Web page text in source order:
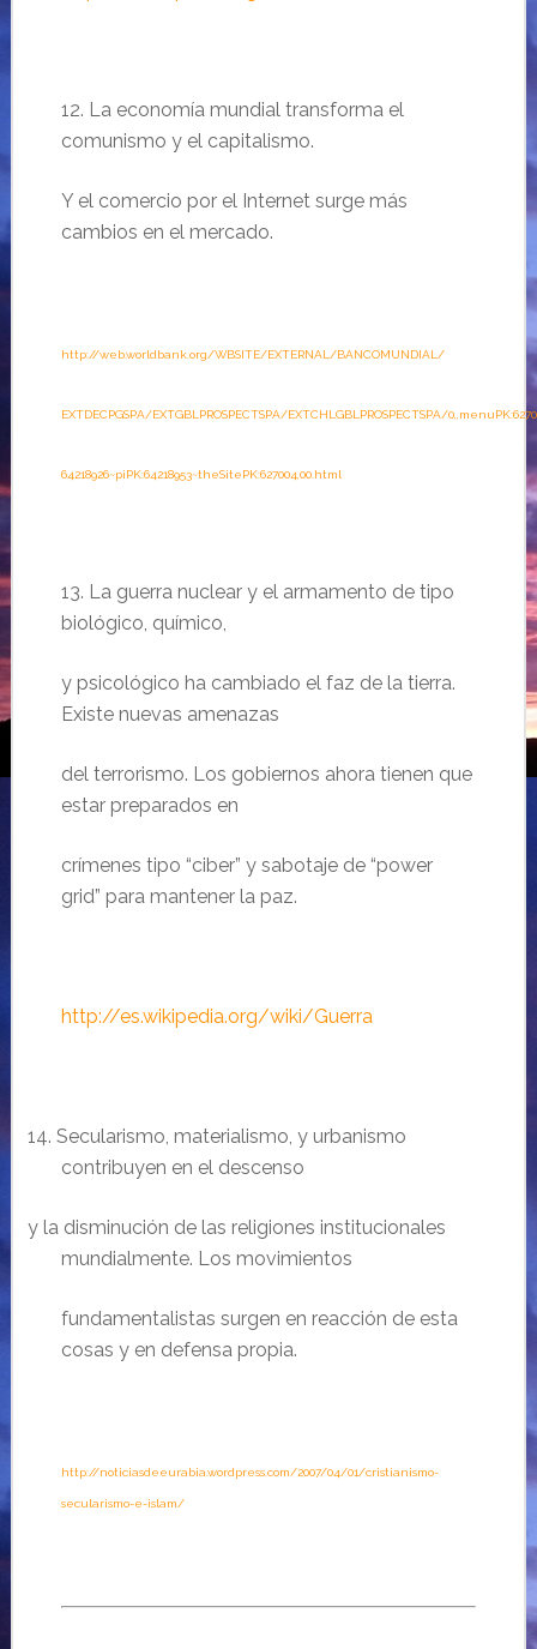
12. La economía mundial transforma el
comunismo y el capitalismo.
Y el comercio por el Internet surge más
cambios en el mercado.
http://web.worldbank.org/WBSITE/EXTERNAL/BANCOMUNDIAL/
EXTDECPGSPA/EXTGBLPROSPECTSPA/EXTCHLGBLPROSPECTSPA/
64218926~piPK:64218953~theSitePK:627004,00.html
13. La guerra nuclear y el armamento de tipo
biológico, químico,
y psicológico ha cambiado el faz de la tierra.
Existe nuevas amenazas
del terrorismo. Los gobiernos ahora tienen que
estar preparados en
crímenes tipo “ciber” y sabotaje de “power
grid” para mantener la paz.
http://es.wikipedia.org/wiki/Guerra
14. Secularismo, materialismo, y urbanismo
contribuyen en el descenso
y la disminución de las religiones institucionales
mundialmente. Los movimientos
fundamentalistas surgen en reacción de esta
cosas y en defensa propia.
http://noticiasdeeurabia.wordpress.com/2007/04/01/cristianismo-
secularismo-e-islam/